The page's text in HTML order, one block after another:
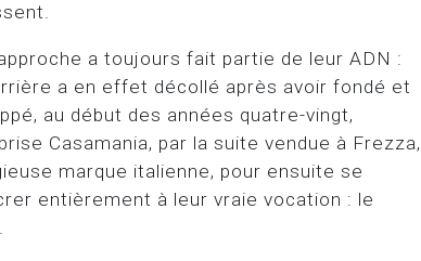
a toujours fait partie de leur ADN :
a en effet décollé après avoir fondé et
au début des années quatre-vingt,
Casamania, par la suite vendue à Frezza,
marque italienne, pour ensuite se
entièrement à leur vraie vocation : le